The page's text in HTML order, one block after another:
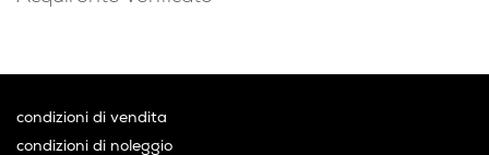
Acquirente verificato